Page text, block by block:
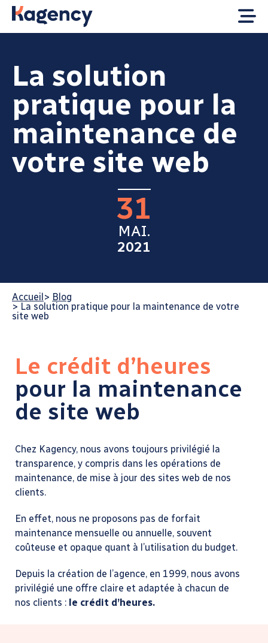
La solution
pratique pour la
maintenance de
votre site web
31
MAI.
2021
Accueil> Blog
> La solution pratique pour la maintenance de votre
site web
Le crédit d’heures
pour la maintenance
de site web
Chez Kagency, nous avons toujours privilégié la
transparence, y compris dans les opérations de
maintenance, de mise à jour des sites web de nos
clients.
En effet, nous ne proposons pas de forfait
maintenance mensuelle ou annuelle, souvent
coûteuse et opaque quant à l’utilisation du budget.
Depuis la création de l’agence, en 1999, nous avons
privilégié une offre claire et adaptée à chacun de
nos clients : le crédit d’heures.